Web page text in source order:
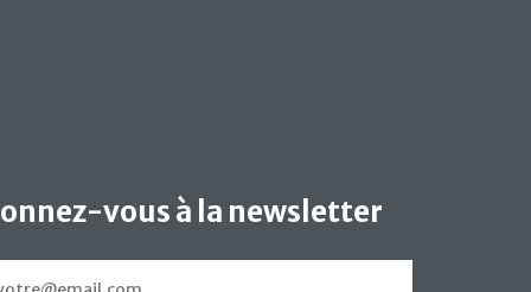
vous à la newsletter